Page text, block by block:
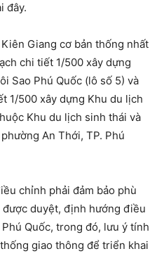
đây.
Giang cơ bản thống nhất
chi tiết 1/500 xây dựng
Sao Phú Quốc (lô số 5) và
1/500 xây dựng Khu du lịch
Khu du lịch sinh thái và
An Thới, TP. Phú
chỉnh phải đảm bảo phù
duyệt, định hướng điều
Quốc, trong đó, lưu ý tính
giao thông để triển khai